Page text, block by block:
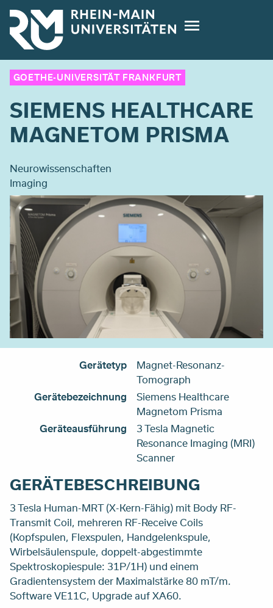
Direkt
zum
Inhalt
GOETHE-UNIVERSITÄT FRANKFURT
SIEMENS HEALTHCARE
MAGNETOM PRISMA
Neurowissenschaften
Imaging
Gerätetyp
Magnet-Resonanz-
Tomograph
Gerätebezeichnung
Siemens Healthcare
Magnetom Prisma
Geräteausführung
3 Tesla Magnetic
Resonance Imaging (MRI)
Scanner
GERÄTEBESCHREIBUNG
3 Tesla Human-MRT (X-Kern-Fähig) mit Body RF-
Transmit Coil, mehreren RF-Receive Coils
(Kopfspulen, Flexspulen, Handgelenkspule,
Wirbelsäulenspule, doppelt-abgestimmte
Spektroskopiespule: 31P/1H) und einem
Gradientensystem der Maximalstärke 80 mT/m.
Software VE11C, Upgrade auf XA60.